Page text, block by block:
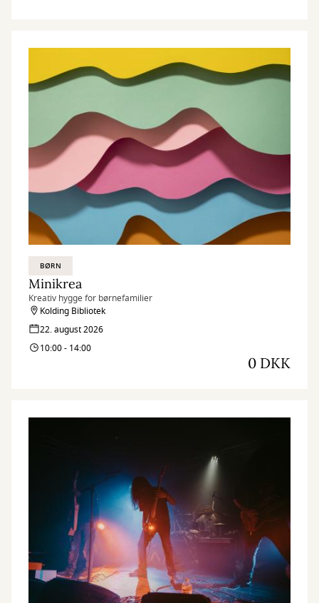
BØRN
Minikrea
Kreativ hygge for børnefamilier
Kolding Bibliotek
22. august 2026
10:00 - 14:00
0 DKK